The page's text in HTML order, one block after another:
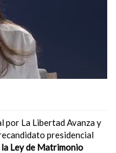
por La Libertad Avanza y
presidencial
Ley de Matrimonio